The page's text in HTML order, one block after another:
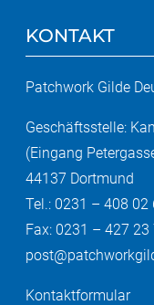
KONTAKT
Patchwork Gilde
Geschäftsstelle:
(Eingang
44137 Dortmund
Tel.: 0231 – 408 02
Fax: 0231 – 427 23
Kontaktformular